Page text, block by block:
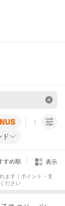
すべての条
ド
すめ順 表示
ます｜ポイント・支
ださい